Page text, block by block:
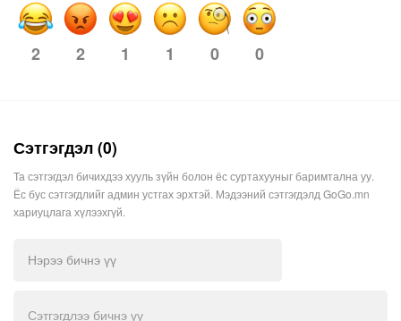
2 2 1 1 0 0
Сэтгэгдэл (0)
Та сэтгэгдэл бичихдээ хууль зүйн болон ёс суртахууныг баримтална уу.
Ёс бус сэтгэгдлийг админ устгах эрхтэй. Мэдээний сэтгэгдэлд GoGo.mn
хариуцлага хүлээхгүй.